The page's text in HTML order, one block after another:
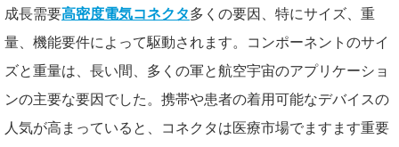
成長需要高密度電気コネクタ多くの要因、特にサイズ、重
量、機能要件によって駆動されます。コンポーネントのサイ
ズと重量は、長い間、多くの軍と航空宇宙のアプリケーショ
ンの主要な要因でした。携帯や患者の着用可能なデバイスの
人気が高まっていると、コネクタは医療市場でますます重要